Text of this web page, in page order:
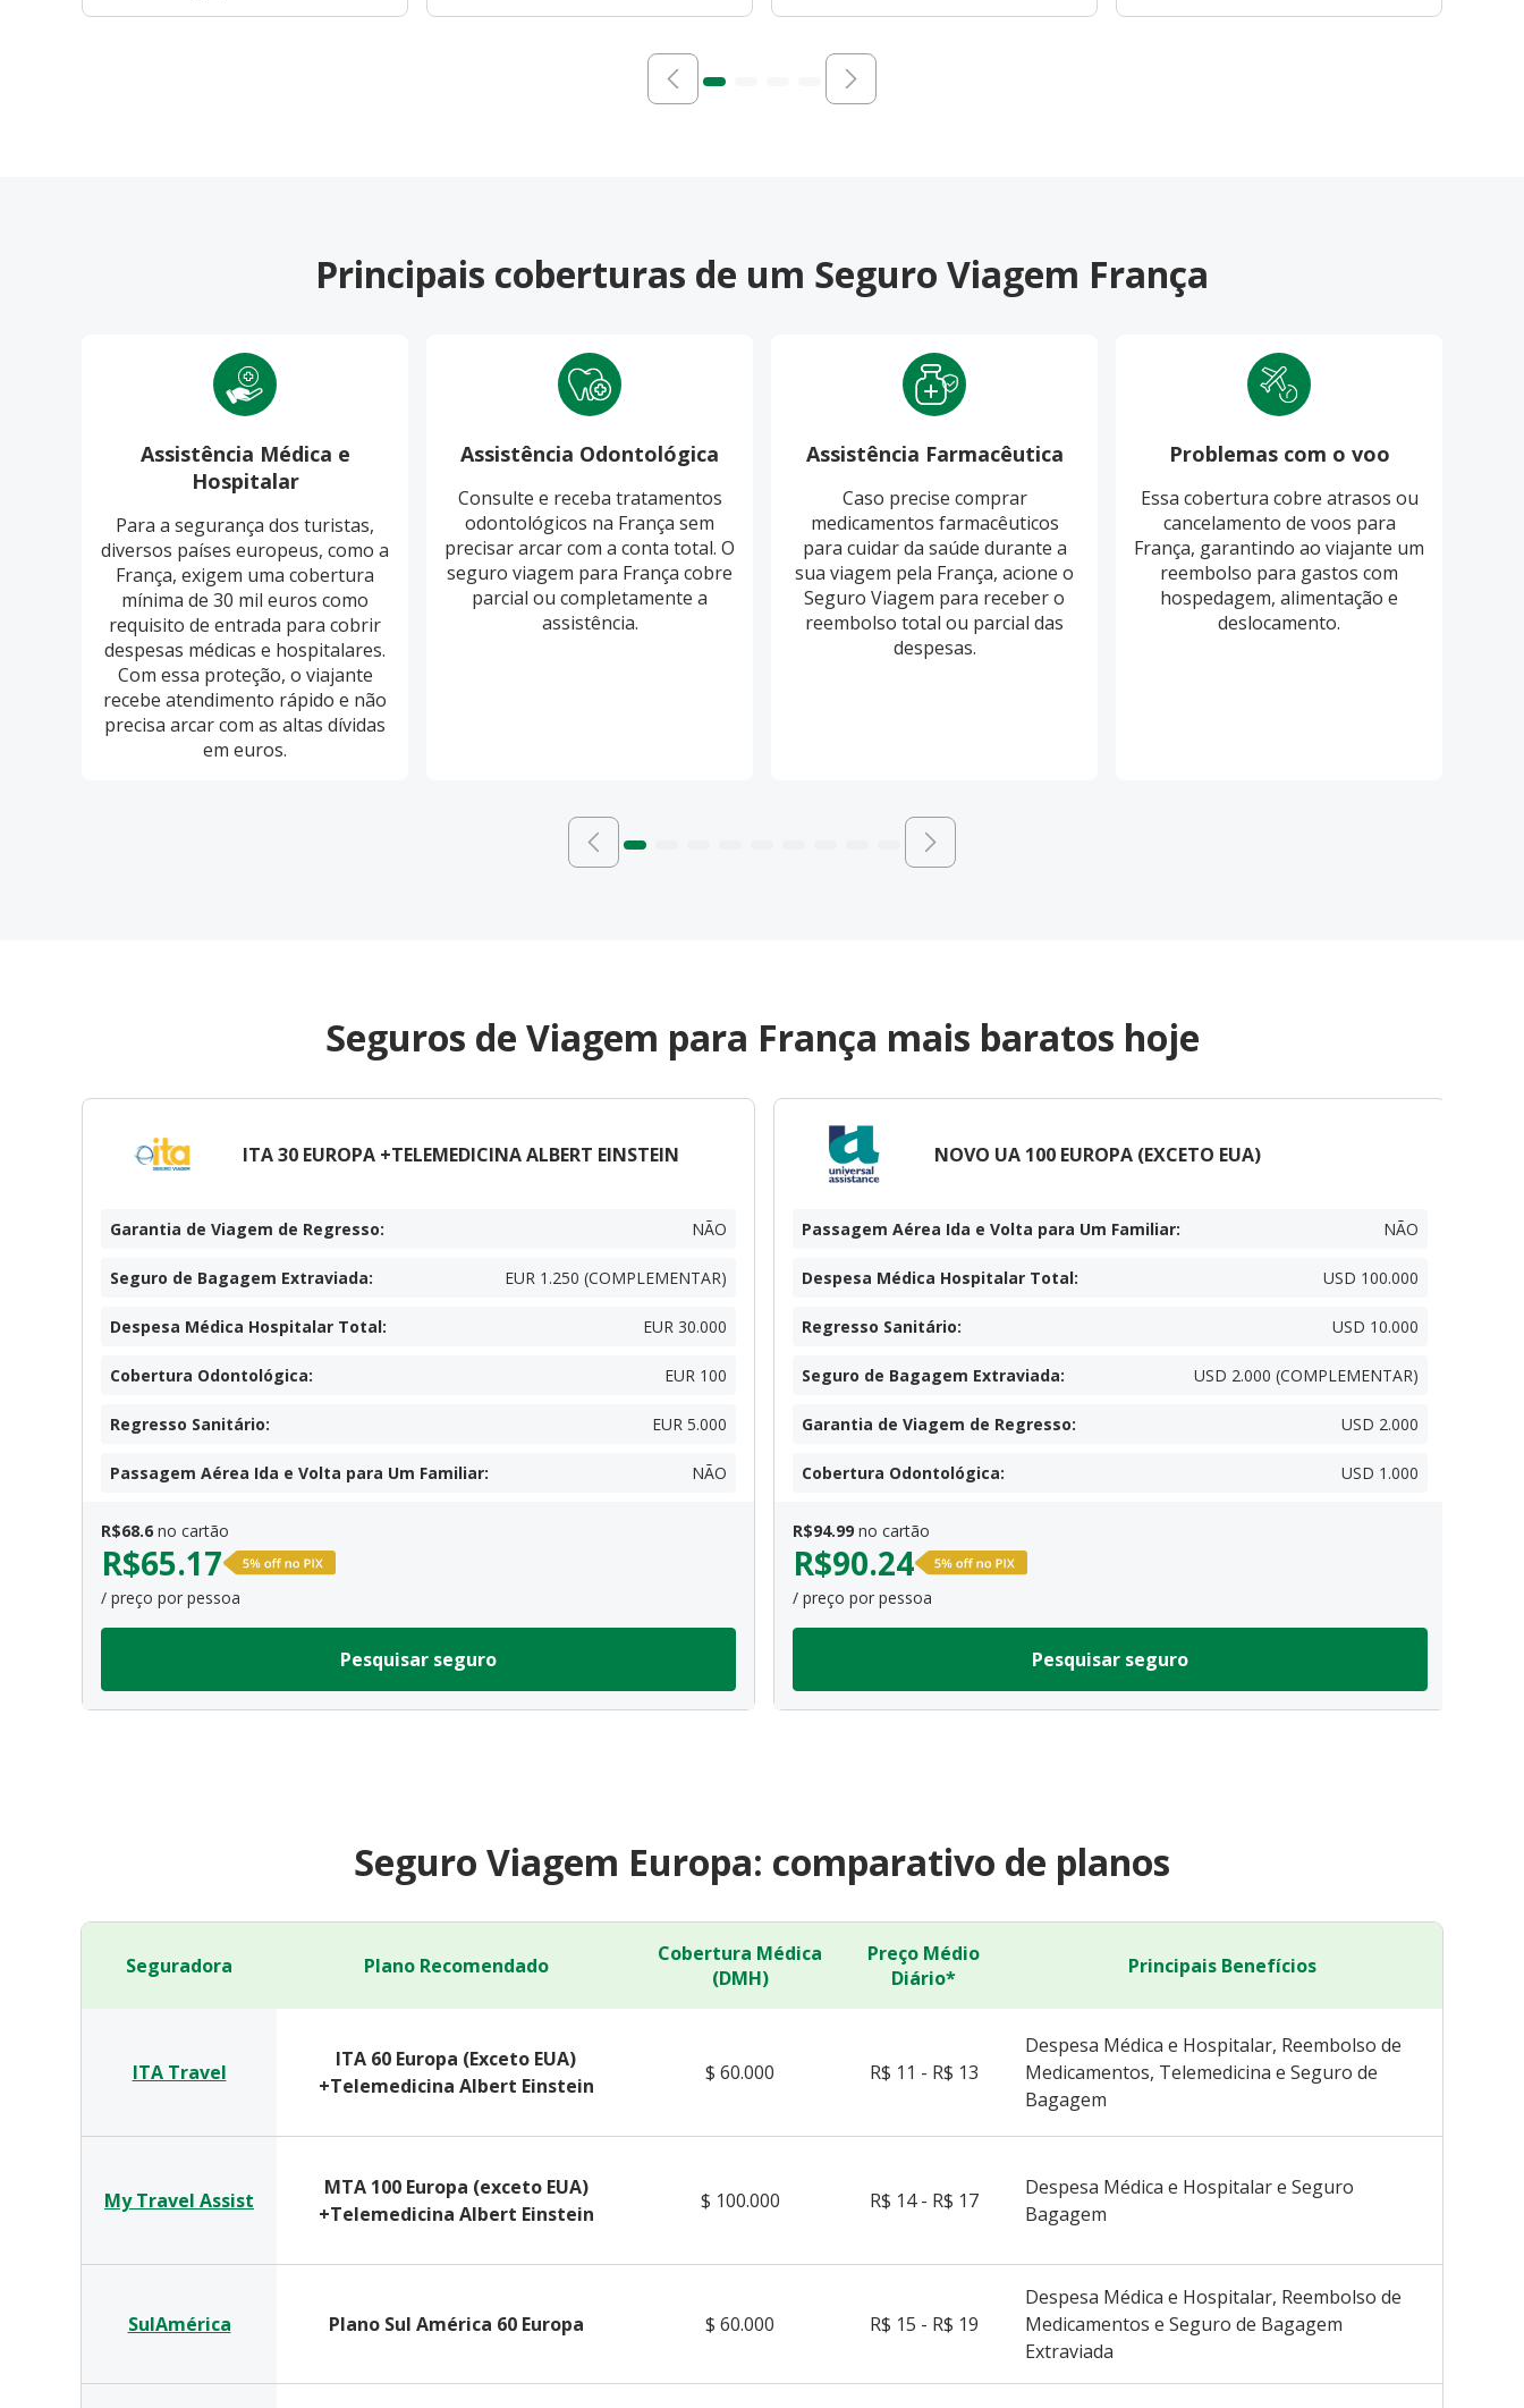
Principais coberturas de um Seguro Viagem França
Assistência Médica e
Hospitalar
Para a segurança dos turistas,
diversos países europeus, como a
França, exigem uma cobertura
mínima de 30 mil euros como
requisito de entrada para cobrir
despesas médicas e hospitalares.
Com essa proteção, o viajante
recebe atendimento rápido e não
precisa arcar com as altas dívidas
em euros.
Assistência Odontológica
Consulte e receba tratamentos
odontológicos na França sem
precisar arcar com a conta total. O
seguro viagem para França cobre
parcial ou completamente a
assistência.
Assistência Farmacêutica
Caso precise comprar
medicamentos farmacêuticos
para cuidar da saúde durante a
sua viagem pela França, acione o
Seguro Viagem para receber o
reembolso total ou parcial das
despesas.
Problemas com o voo
Essa cobertura cobre atrasos ou
cancelamento de voos para
França, garantindo ao viajante um
reembolso para gastos com
hospedagem, alimentação e
deslocamento.
Seguros de Viagem para França mais baratos hoje
ITA 30 EUROPA +TELEMEDICINA ALBERT EINSTEIN
Garantia de Viagem de Regresso: NÃO
Seguro de Bagagem Extraviada: EUR 1.250 (COMPLEMENTAR)
Despesa Médica Hospitalar Total: EUR 30.000
Cobertura Odontológica: EUR 100
Regresso Sanitário: EUR 5.000
Passagem Aérea Ida e Volta para Um Familiar: NÃO
R$68.6 no cartão
R$65.17
/ preço por pessoa
Pesquisar seguro
NOVO UA 100 EUROPA (EXCETO EUA)
Passagem Aérea Ida e Volta para Um Familiar: NÃO
Despesa Médica Hospitalar Total: USD 100.000
Regresso Sanitário: USD 10.000
Seguro de Bagagem Extraviada: USD 2.000 (COMPLEMENTAR)
Garantia de Viagem de Regresso: USD 2.000
Cobertura Odontológica: USD 1.000
R$94.99 no cartão
R$90.24
/ preço por pessoa
Pesquisar seguro
Seguro Viagem Europa: comparativo de planos
Seguradora Plano Recomendado
Cobertura Médica
(DMH)
Preço Médio
Diário*
Principais Benefícios
ITA Travel
ITA 60 Europa (Exceto EUA)
+Telemedicina Albert Einstein
$ 60.000 R$ 11 - R$ 13
Despesa Médica e Hospitalar, Reembolso de
Medicamentos, Telemedicina e Seguro de
Bagagem
My Travel Assist
MTA 100 Europa (exceto EUA)
+Telemedicina Albert Einstein
$ 100.000 R$ 14 - R$ 17
Despesa Médica e Hospitalar e Seguro
Bagagem
SulAmérica Plano Sul América 60 Europa $ 60.000 R$ 15 - R$ 19
Despesa Médica e Hospitalar, Reembolso de
Medicamentos e Seguro de Bagagem
Extraviada